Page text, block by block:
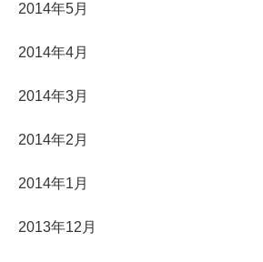
2014年5月
2014年4月
2014年3月
2014年2月
2014年1月
2013年12月